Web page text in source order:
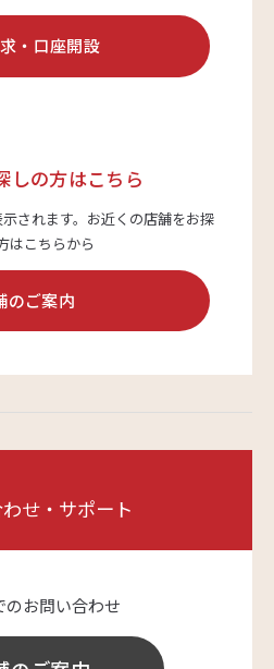
・口座開設
しの方はこちら
されます。 お近くの店舗をお探
はこちらから
のご案内
せ・サポート
のお問い合わせ